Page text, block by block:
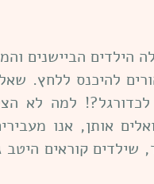
הילדים הביישנים
להיכנס ללחץ.
למה לא
אותן, אנו
שילדים קוראים